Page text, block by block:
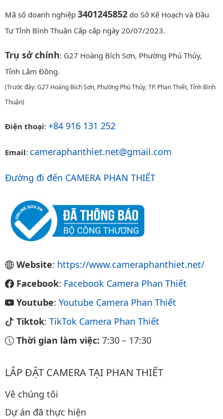
Mã số doanh nghiệp 3401245852 do Sở Kế Hoạch và Đầu
Tư Tỉnh Bình Thuận Cấp cấp ngày 20/07/2023.
Trụ sở chính: G27 Hoàng Bích Sơn, Phường Phú Thủy,
Tỉnh Lâm Đồng.
(Trước đây: G27 Hoàng Bích Sơn, Phường Phú Thủy, TP. Phan Thiết, Tỉnh Bình
Thuận)
Điện thoại: +84 916 131 252
Email: cameraphanthiet.net@gmail.com
Đường đi đến CAMERA PHAN THIẾT
Website: https://www.cameraphanthiet.net/
Facebook: Facebook Camera Phan Thiết
Youtube: Youtube Camera Phan Thiết
Tiktok: TikTok Camera Phan Thiết
Thời gian làm việc: 7:30 – 17:30
LẮP ĐẶT CAMERA TẠI PHAN THIẾT
Về chúng tôi
Dự án đã thực hiện